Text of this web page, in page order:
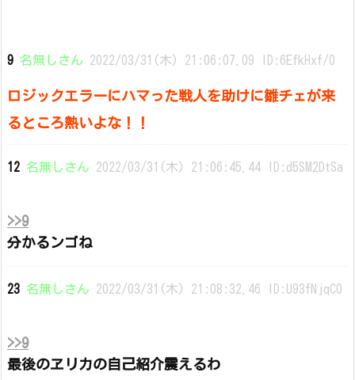
9 名無しさん 2022/03/31(木) 21:06:07.09 ID:6EfkHxf/0
ロジックエラーにハマった戦人を助けに雛チェが来
るところ熱いよな！！
12 名無しさん 2022/03/31(木) 21:06:45.44 ID:d5SM2DtSa
>>9
分かるンゴね
23 名無しさん 2022/03/31(木) 21:08:32.46 ID:U93fNjqC0
>>9
最後のヱリカの自己紹介震えるわ